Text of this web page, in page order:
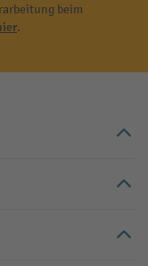
beim
.